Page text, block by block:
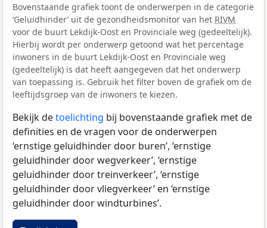
Bovenstaande grafiek toont de onderwerpen in de categorie
‘Geluidhinder’ uit de gezondheidsmonitor van het RIVM
voor de buurt Lekdijk-Oost en Provinciale weg (gedeeltelijk).
Hierbij wordt per onderwerp getoond wat het percentage
inwoners in de buurt Lekdijk-Oost en Provinciale weg
(gedeeltelijk) is dat heeft aangegeven dat het onderwerp
van toepassing is. Gebruik het filter boven de grafiek om de
leeftijdsgroep van de inwoners te kiezen.
Bekijk detoelichting bij bovenstaande grafiek met de
definities en de vragen voor de onderwerpen
‘ernstige geluidhinder door buren’, ‘ernstige
geluidhinder door wegverkeer’, ‘ernstige
geluidhinder door treinverkeer’, ‘ernstige
geluidhinder door vliegverkeer’ en ‘ernstige
geluidhinder door windturbines’.